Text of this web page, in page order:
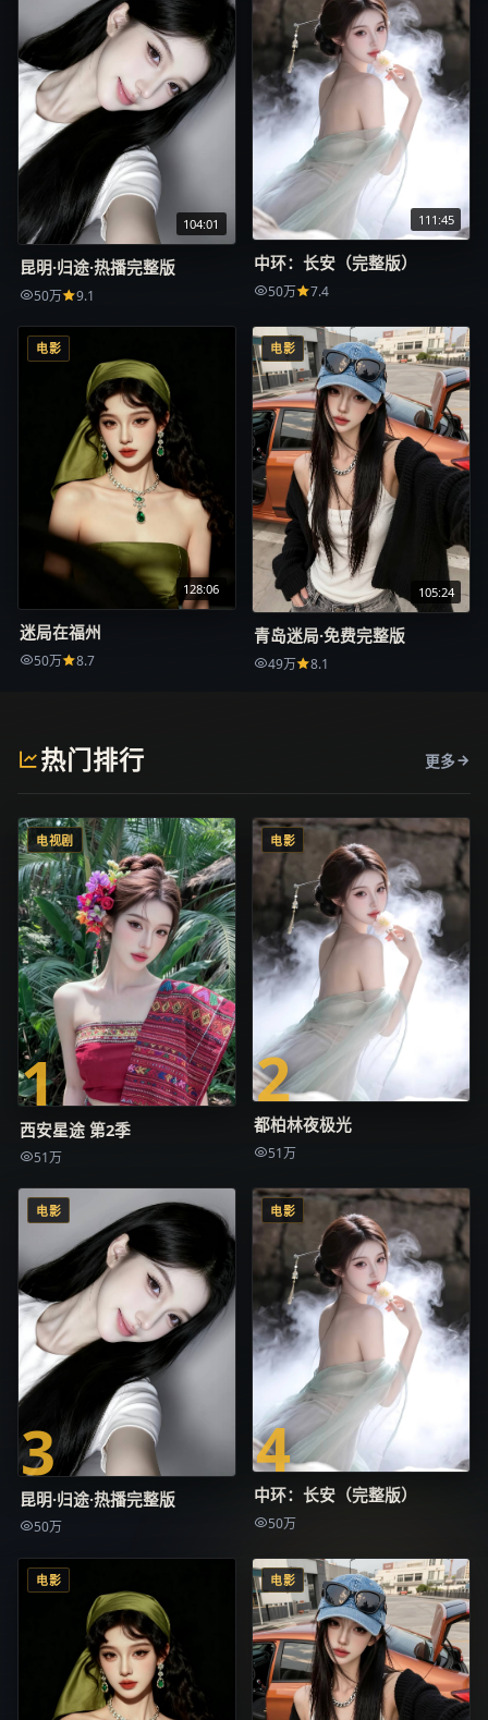
104:01
昆明·归途·热播完整版
50万 9.1
111:45
中环：长安（完整版）
50万 7.4
电影
128:06
迷局在福州
50万 8.7
电影
105:24
青岛迷局·免费完整版
49万 8.1
热门排行 更多
1
电视剧
西安星途 第2季
51万
2
电影
都柏林夜极光
51万
3
电影
昆明·归途·热播完整版
50万
4
电影
中环：长安（完整版）
50万
电影 电影